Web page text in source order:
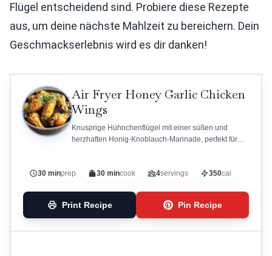
Flügel entscheidend sind. Probiere diese Rezepte
aus, um deine nächste Mahlzeit zu bereichern. Dein
Geschmackserlebnis wird es dir danken!
Air Fryer Honey Garlic Chicken
Wings
Knusprige Hühnchenflügel mit einer süßen und
herzhaften Honig-Knoblauch-Marinade, perfekt für
30 minprep 30 mincook 4servings 350cal
Print Recipe Pin Recipe